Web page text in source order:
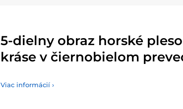
5-dielny obraz horské
kráse v čiernobielom
Viac informácií ›